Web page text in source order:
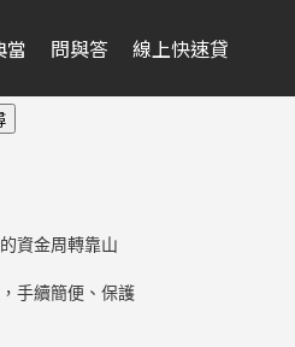
當 問與答 線上快速貸
資金周轉靠山
手續簡便、保護